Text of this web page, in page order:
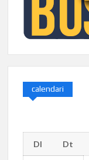
calendari
Dl Dt